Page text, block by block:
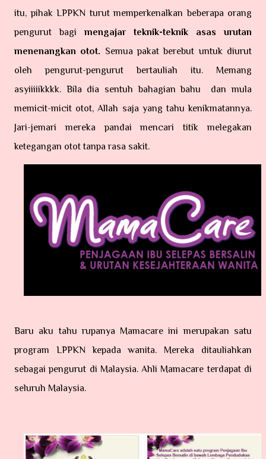
itu, pihak LPPKN turut memperkenalkan beberapa orang
pengurut bagimengajar teknik-teknik asas urutan
menenangkan otot. Semua pakat berebut untuk diurut
oleh pengurut-pengurut bertauliah itu. Memang
asyiiiiikkkk. Bila dia sentuh bahagian bahu dan mula
memicit-micit otot, Allah saja yang tahu kenikmatannya.
Jari-jemari mereka pandai mencari titik melegakan
ketegangan otot tanpa rasa sakit.
Baru aku tahu rupanya Mamacare ini merupakan satu
program LPPKN kepada wanita. Mereka ditauliahkan
sebagai pengurut di Malaysia. Ahli Mamacare terdapat di
seluruh Malaysia.